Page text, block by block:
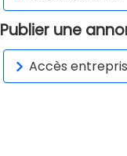
Publier une
Accès